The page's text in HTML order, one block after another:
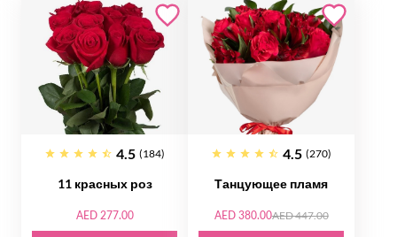
4.5 (184)
11 красных роз
AED 277.00
4.5 (270)
Танцующее пламя
AED 380.00AED 447.00